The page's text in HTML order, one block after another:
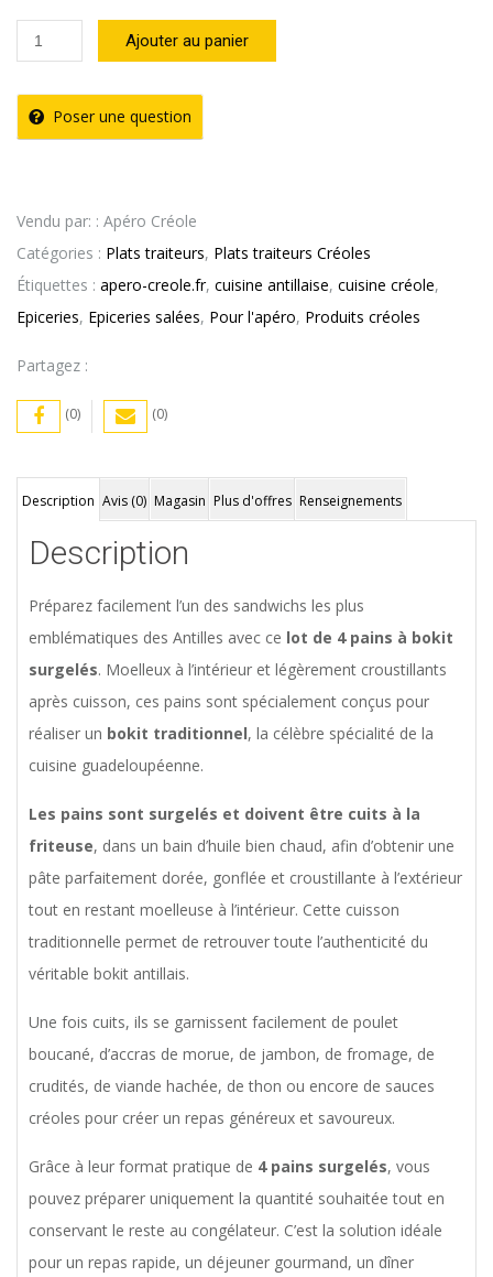
quantité
de
Lot
de
à
Bokit
Surgelés
Ajouter au panier
Poser une question
Vendu par: : Apéro Créole
Catégories : Plats traiteurs, Plats traiteurs Créoles
Étiquettes : apero-creole.fr, cuisine antillaise, cuisine créole,
Epiceries, Epiceries salées, Pour l'apéro, Produits créoles
Partagez :
(0) (0)
Description Avis (0) Magasin Plus d'offres Renseignements
Description
Préparez facilement l’un des sandwichs les plus
emblématiques des Antilles avec ce lot de 4 pains à bokit
surgelés. Moelleux à l’intérieur et légèrement croustillants
après cuisson, ces pains sont spécialement conçus pour
réaliser un bokit traditionnel, la célèbre spécialité de la
cuisine guadeloupéenne.
Les pains sont surgelés et doivent être cuits à la
friteuse, dans un bain d’huile bien chaud, afin d’obtenir une
pâte parfaitement dorée, gonflée et croustillante à l’extérieur
tout en restant moelleuse à l’intérieur. Cette cuisson
traditionnelle permet de retrouver toute l’authenticité du
véritable bokit antillais.
Une fois cuits, ils se garnissent facilement de poulet
boucané, d’accras de morue, de jambon, de fromage, de
crudités, de viande hachée, de thon ou encore de sauces
créoles pour créer un repas généreux et savoureux.
Grâce à leur format pratique de 4 pains surgelés, vous
pouvez préparer uniquement la quantité souhaitée tout en
conservant le reste au congélateur. C’est la solution idéale
pour un repas rapide, un déjeuner gourmand, un dîner